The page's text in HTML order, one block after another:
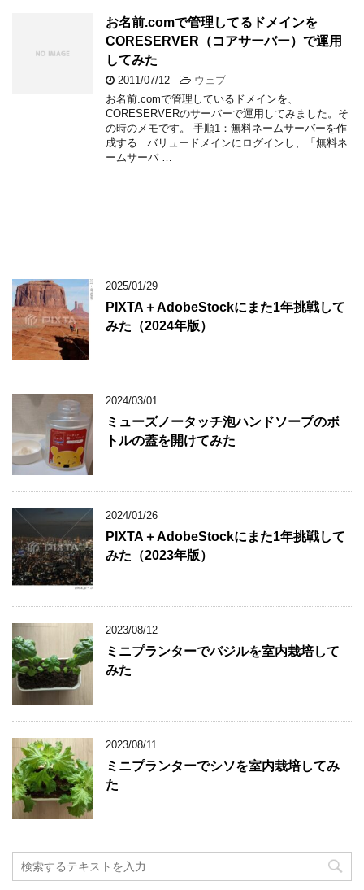
お名前.comで管理してるドメインを
CORESERVER（コアサーバー）で運用
してみた
2011/07/12 -ウェブ
お名前.comで管理しているドメインを、
CORESERVERのサーバーで運用してみました。そ
の時のメモです。 手順1：無料ネームサーバーを作
成する バリュードメインにログインし、「無料ネ
ームサーバ …
2025/01/29
PIXTA＋AdobeStockにまた1年挑戦して
みた（2024年版）
2024/03/01
ミューズノータッチ泡ハンドソープのボ
トルの蓋を開けてみた
2024/01/26
PIXTA＋AdobeStockにまた1年挑戦して
みた（2023年版）
2023/08/12
ミニプランターでバジルを室内栽培して
みた
2023/08/11
ミニプランターでシソを室内栽培してみ
た